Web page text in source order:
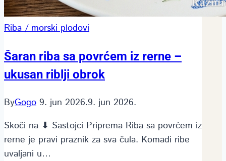
Riba / morski plodovi
Šaran riba sa povrćem iz rerne –
ukusan riblji obrok
ByGogo 9. jun 2026.9. jun 2026.
Skoči na ⬇ Sastojci Priprema Riba sa povrćem iz
rerne je pravi praznik za sva čula. Komadi ribe
uvaljani u…